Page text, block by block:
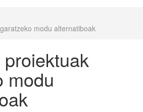
modu alternatiboak
modu